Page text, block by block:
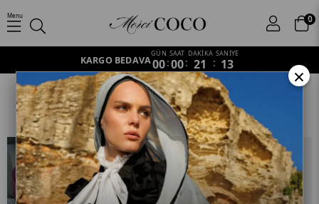
0
Menu
KARGO BEDAVA
GÜN
00:
SAAT
00:
DAKİKA
21 :
SANİYE
12
Şal
Anasayfa Outlet Şal
×